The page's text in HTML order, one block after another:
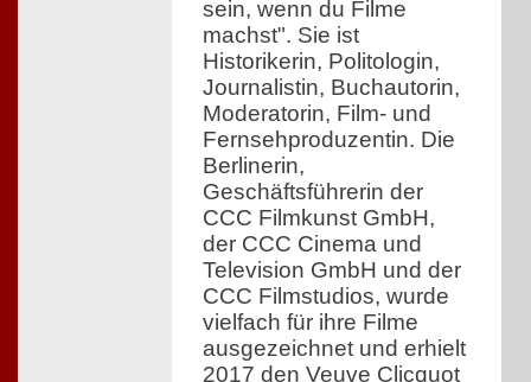
sein, wenn du Filme
machst". Sie ist
Historikerin, Politologin,
Journalistin, Buchautorin,
Moderatorin, Film- und
Fernsehproduzentin. Die
Berlinerin,
Geschäftsführerin der
CCC Filmkunst GmbH,
der CCC Cinema und
Television GmbH und der
CCC Filmstudios, wurde
vielfach für ihre Filme
ausgezeichnet und erhielt
2017 den Veuve Clicquot